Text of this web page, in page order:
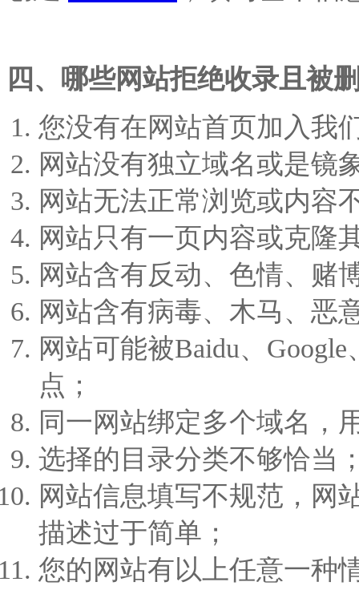
四、哪些网站拒绝收录且被
您没有在网站首页加入我
网站没有独立域名或是镜
网站无法正常浏览或内容
网站只有一页内容或克隆
网站含有反动、色情、赌
网站含有病毒、木马、恶
网站可能被Baidu、
点；
同一网站绑定多个域名，
选择的目录分类不够恰当
网站信息填写不规范，网
描述过于简单；
您的网站有以上任意一种